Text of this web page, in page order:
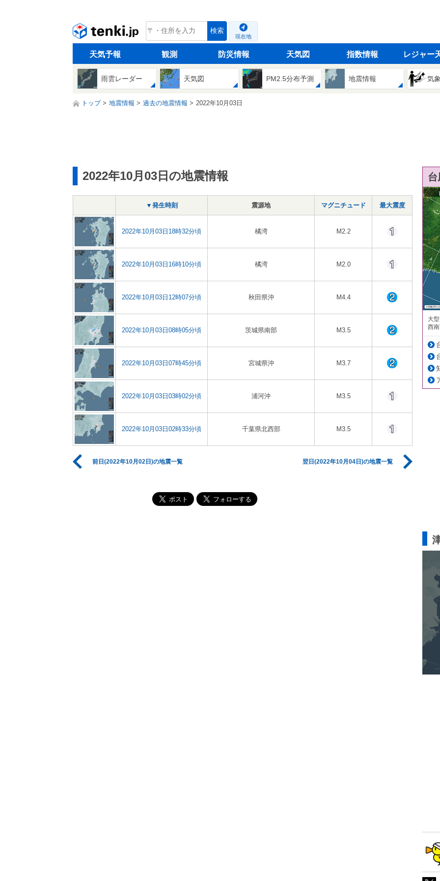
tenki.jp 検索
現在地
天気予報 観測 防災情報 天気図 指数情報 レジャー
雨雲レーダー 天気図 PM2.5分布予測 地震情報 気
トップ 地震情報 過去の地震情報 2022年10月03日
2022年10月03日の地震情報
▼発生時刻 震源地 マグニチュード 最大震度
2022年10月03日18時32分頃 橘湾 M2.2
2022年10月03日16時10分頃 橘湾 M2.0
2022年10月03日12時07分頃 秋田県沖 M4.4
2022年10月03日08時05分頃 茨城県南部 M3.5
2022年10月03日07時45分頃 宮城県沖 M3.7
2022年10月03日03時02分頃 浦河沖 M3.5
2022年10月03日02時33分頃 千葉県北西部 M3.5
前日(2022年10月02日)の地震一覧 翌日(2022年10月04日)の地震一覧
大
西